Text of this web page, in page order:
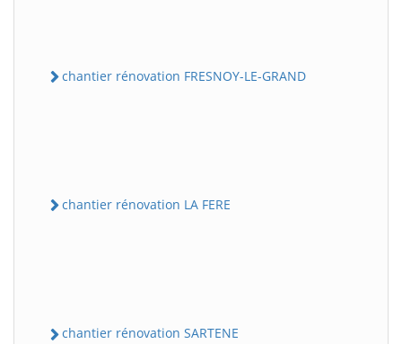
chantier rénovation FRESNOY-LE-GRAND
chantier rénovation LA FERE
chantier rénovation SARTENE